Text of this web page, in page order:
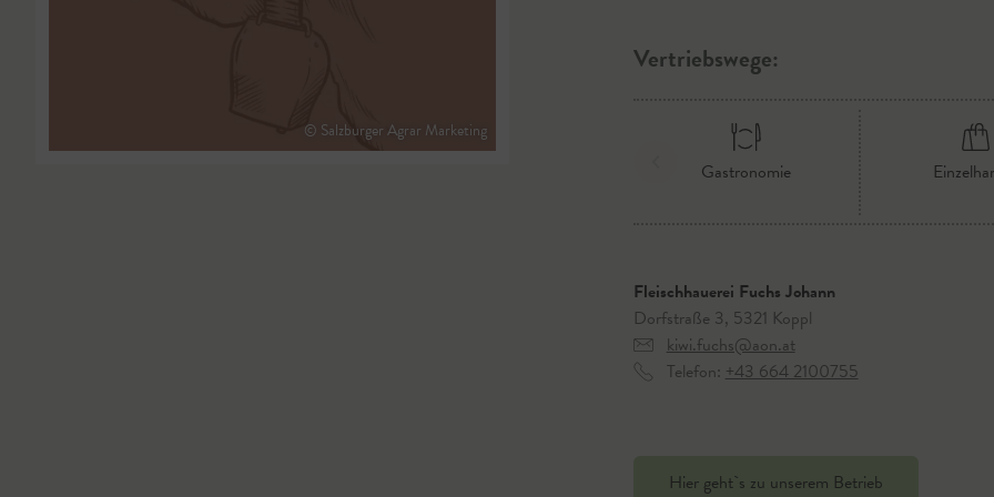
© Salzburger Agrar Marketing
Vertriebswege:
Gastronomie
Fleischhauerei Fuchs Johann
Dorfstraße 3, 5321 Koppl
kiwi.fuchs@aon.at
Telefon: +43 664 2100755
Hier geht`s zu unserem Betrieb